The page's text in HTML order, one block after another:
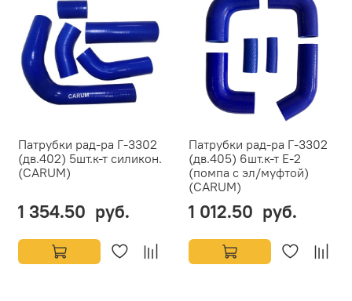
Патрубки рад-ра Г-3302
(дв.402) 5шт.к-т силикон.
(CARUM)
1 354.50 руб.
Патрубки рад-ра Г-3302
(дв.405) 6шт.к-т Е-2
(помпа с эл/муфтой)
(CARUM)
1 012.50 руб.